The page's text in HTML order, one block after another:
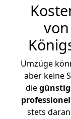
Umzüge
aber keine
die
stets